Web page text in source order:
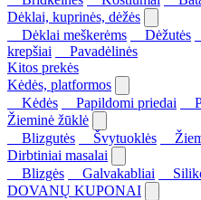
Dėklai, kuprinės, dėžės
Dėklai meškerėms
Dėžutės
krepšiai
Pavadėlinės
Kitos prekės
Kėdės, platformos
Kėdės
Papildomi priedai
Žieminė žūklė
Blizgutės
Švytuoklės
Dirbtiniai masalai
Blizgės
Galvakabliai
DOVANŲ KUPONAI